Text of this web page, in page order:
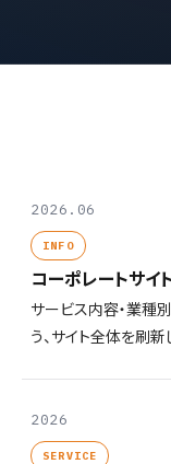
2026.06
INFO
コーポレートサイ
サービス内容・業種
う、サイト全体を刷新
2026
SERVICE